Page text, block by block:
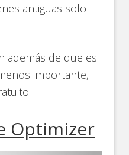
antiguas solo
además de que es
importante,
Optimizer